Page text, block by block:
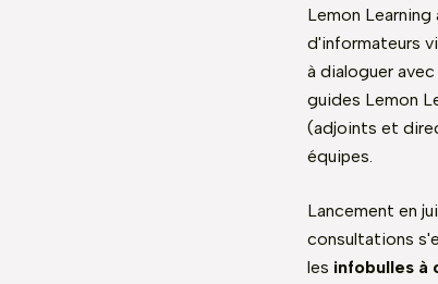
Lemon
d'informateurs
à dialoguer
guides Lemon
(adjoints et
équipes.
Lancement en
consultations
les infobulles à